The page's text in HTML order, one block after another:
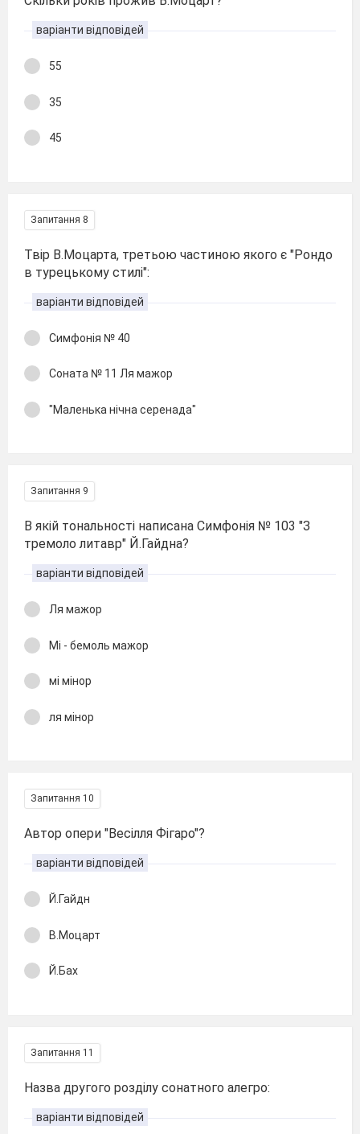
варіанти відповідей
55
35
45
Запитання 8
Твір В.Моцарта, третьою частиною якого є "Рондо
в турецькому стилі":
варіанти відповідей
Симфонія № 40
Соната № 11 Ля мажор
"Маленька нічна серенада"
Запитання 9
В якій тональності написана Симфонія № 103 "З
тремоло литавр" Й.Гайдна?
варіанти відповідей
Ля мажор
Мі - бемоль мажор
мі мінор
ля мінор
Запитання 10
Автор опери "Весілля Фігаро"?
варіанти відповідей
Й.Гайдн
В.Моцарт
Й.Бах
Запитання 11
Назва другого розділу сонатного алегро:
варіанти відповідей